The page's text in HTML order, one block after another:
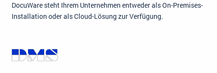
DocuWare steht Ihrem Unternehmen entweder als On-Premises-
Installation oder als Cloud-Lösung zur Verfügung.